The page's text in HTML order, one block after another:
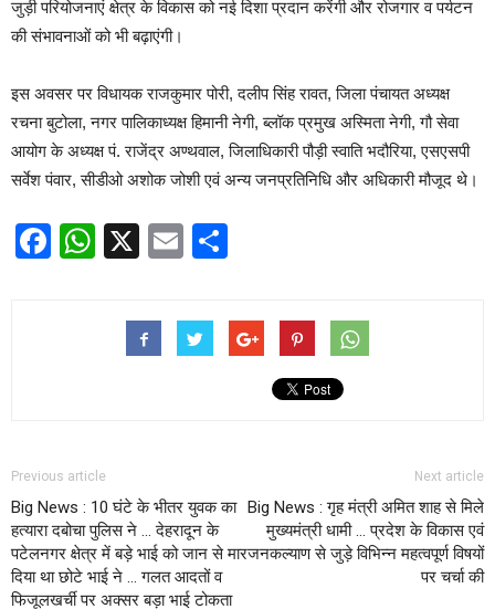
जुड़ी परियोजनाएं क्षेत्र के विकास को नई दिशा प्रदान करेंगी और रोजगार व पर्यटन
की संभावनाओं को भी बढ़ाएंगी।
इस अवसर पर विधायक राजकुमार पोरी, दलीप सिंह रावत, जिला पंचायत अध्यक्ष
रचना बुटोला, नगर पालिकाध्यक्ष हिमानी नेगी, ब्लॉक प्रमुख अस्मिता नेगी, गौ सेवा
आयोग के अध्यक्ष पं. राजेंद्र अण्थवाल, जिलाधिकारी पौड़ी स्वाति भदौरिया, एसएसपी
सर्वेश पंवार, सीडीओ अशोक जोशी एवं अन्य जनप्रतिनिधि और अधिकारी मौजूद थे।
Facebook
WhatsApp
X Email
Previous article
Big News : 10 घंटे के भीतर युवक का
हत्यारा दबोचा पुलिस ने … देहरादून के
पटेलनगर क्षेत्र में बड़े भाई को जान से मार
दिया था छोटे भाई ने … गलत आदतों व
फिजूलखर्ची पर अक्सर बड़ा भाई टोकता
Next article
Big News : गृह मंत्री अमित शाह से मिले
मुख्यमंत्री धामी … प्रदेश के विकास एवं
जनकल्याण से जुड़े विभिन्न महत्वपूर्ण विषयों
पर चर्चा की